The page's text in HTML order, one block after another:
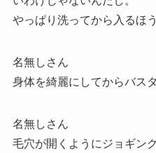
やっぱり洗ってから入るほ
名無しさん
身体を綺麗にしてからバス
名無しさん
毛穴が開くようにジョギン